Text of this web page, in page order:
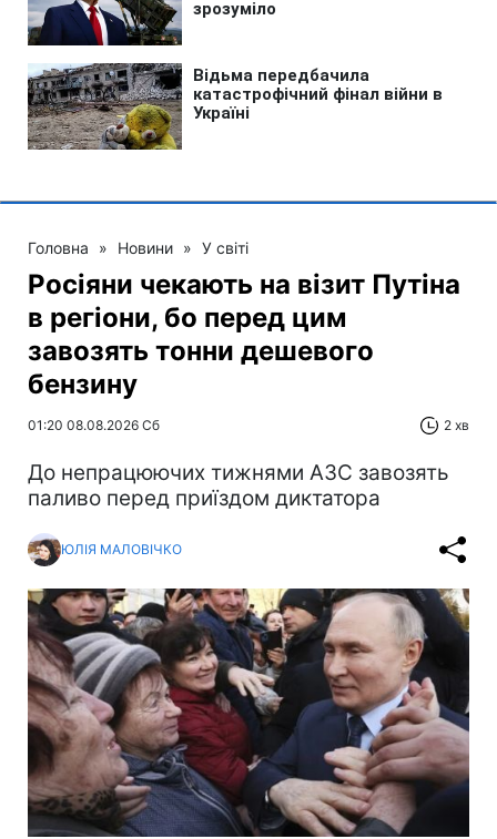
Головна » Новини » У світі
Росіяни чекають на візит Путіна
в регіони, бо перед цим
завозять тонни дешевого
бензину
01:20 08.08.2026 Сб 2 хв
До непрацюючих тижнями АЗС завозять
паливо перед приїздом диктатора
ЮЛІЯ МАЛОВІЧКО